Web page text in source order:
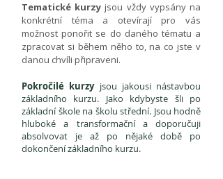
Tematické kurzyjsou vždy vypsány na
konkrétní téma a otevírají pro vás
možnost ponořit se do daného tématu a
zpracovat si během něho to, na co jste v
danou chvíli připraveni.
Pokročilé kurzy jsou jakousi nástavbou
základního kurzu. Jako kdybyste šli po
základní škole na školu střední. Jsou hodně
hluboké a transformační a doporučuji
absolvovat je až po nějaké době po
dokončení základního kurzu.